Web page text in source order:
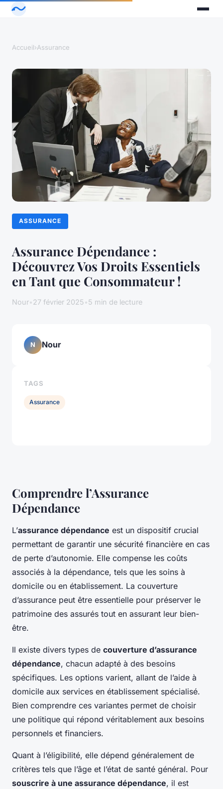
Accueil›Assurance
ASSURANCE
Assurance Dépendance :
Découvrez Vos Droits Essentiels
en Tant que Consommateur !
Nour•27 février 2025•5 min de lecture
Comprendre l’Assurance
Dépendance
L’assurance dépendance est un dispositif crucial
permettant de garantir une sécurité financière en cas
de perte d’autonomie. Elle compense les coûts
associés à la dépendance, tels que les soins à
domicile ou en établissement. La couverture
d’assurance peut être essentielle pour préserver le
patrimoine des assurés tout en assurant leur bien-
être.
Il existe divers types de couverture d’assurance
dépendance, chacun adapté à des besoins
spécifiques. Les options varient, allant de l’aide à
domicile aux services en établissement spécialisé.
Bien comprendre ces variantes permet de choisir
une politique qui répond véritablement aux besoins
personnels et financiers.
Quant à l’éligibilité, elle dépend généralement de
critères tels que l’âge et l’état de santé général. Pour
souscrire à une assurance dépendance, il est
N Nour
TAGS
Assurance